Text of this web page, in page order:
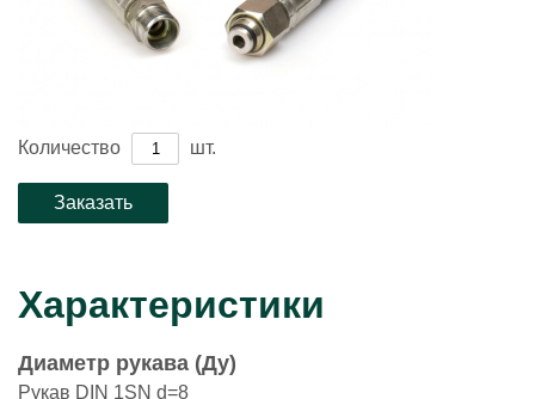
Количество шт.
Характеристики
Диаметр рукава (Ду)
Рукав DIN 1SN d=8